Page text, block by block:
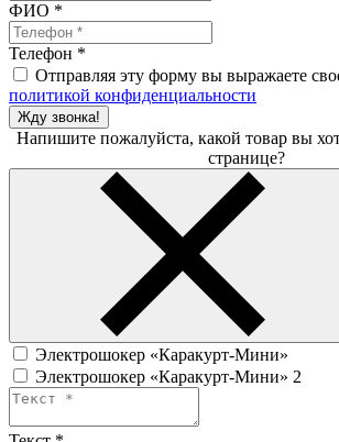
ФИО *
Телефон *
Отправляя эту форму вы выражаете
политикой конфиденциальности
Жду звонка!
Напишите пожалуйста, какой товар вы
странице?
Электрошокер «Каракурт-Мини»
Электрошокер «Каракурт-Мини» 2